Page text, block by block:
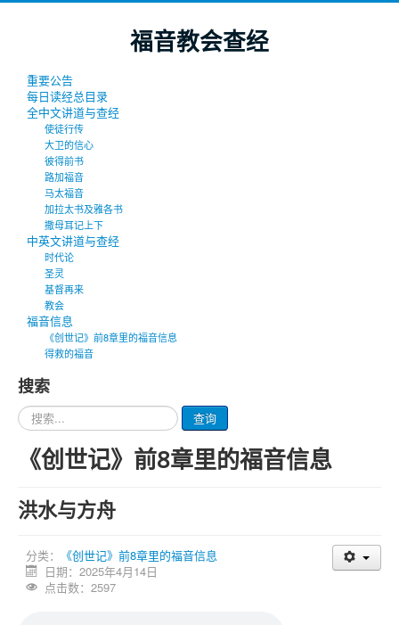
福音教会查经
重要公告
每日读经总目录
全中文讲道与查经
使徒行传
大卫的信心
彼得前书
路加福音
马太福音
加拉太书及雅各书
撒母耳记上下
中英文讲道与查经
时代论
圣灵
基督再来
教会
福音信息
《创世记》前8章里的福音信息
得救的福音
搜索
请
输
的
内
查询
《创世记》前8章里的福音信息
洪水与方舟
分类：
《创世记》前8章里的福音信息
日期：2025年4月14日
点击数：2597